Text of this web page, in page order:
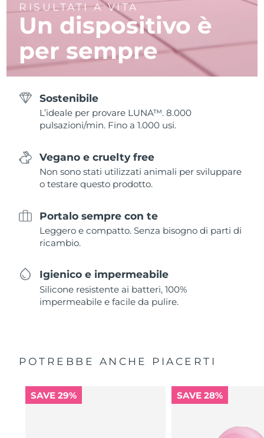
RISULTATI A VITA
Un dispositivo è
per sempre
Sostenibile
L’ideale per provare LUNA™. 8.000
pulsazioni/min. Fino a 1.000 usi.
Vegano e cruelty free
Non sono stati utilizzati animali per sviluppare
o testare questo prodotto.
Portalo sempre con te
Leggero e compatto. Senza bisogno di parti di
ricambio.
Igienico e impermeabile
Silicone resistente ai batteri, 100%
impermeabile e facile da pulire.
POTREBBE ANCHE PIACERTI
SAVE 29% SAVE 28%